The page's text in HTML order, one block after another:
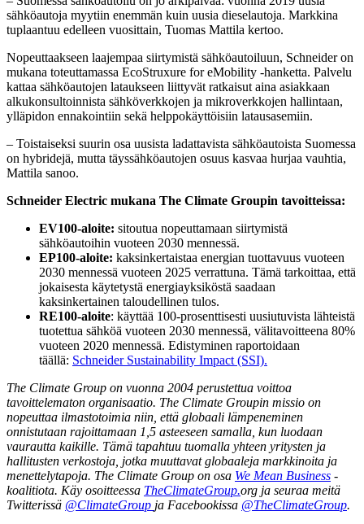
sähköautoja myytiin enemmän kuin uusia dieselautoja. Markkina
tuplaantuu edelleen vuosittain, Tuomas Mattila kertoo.
Nopeuttaakseen laajempaa siirtymistä sähköautoiluun, Schneider on
mukana toteuttamassa EcoStruxure for eMobility -hanketta. Palvelu
kattaa sähköautojen lataukseen liittyvät ratkaisut aina asiakkaan
alkukonsultoinnista sähköverkkojen ja mikroverkkojen hallintaan,
ylläpidon ennakointiin sekä helppokäyttöisiin latausasemiin.
– Toistaiseksi suurin osa uusista ladattavista sähköautoista Suomessa
on hybridejä, mutta täyssähköautojen osuus kasvaa hurjaa vauhtia,
Mattila sanoo.
Schneider Electric mukana The Climate Groupin tavoitteissa:
EV100-aloite: sitoutua nopeuttamaan siirtymistä
sähköautoihin vuoteen 2030 mennessä.
EP100-aloite: kaksinkertaistaa energian tuottavuus vuoteen
2030 mennessä vuoteen 2025 verrattuna. Tämä tarkoittaa, että
jokaisesta käytetystä energiayksiköstä saadaan
kaksinkertainen taloudellinen tulos.
RE100-aloite: käyttää 100-prosenttisesti uusiutuvista lähteistä
tuotettua sähköä vuoteen 2030 mennessä, välitavoitteena 80%
vuoteen 2020 mennessä. Edistyminen raportoidaan
täällä: Schneider Sustainability Impact (SSI).
The Climate Group on vuonna 2004 perustettua voittoa
tavoittelematon organisaatio. The Climate Groupin missio on
nopeuttaa ilmastotoimia niin, että globaali lämpeneminen
onnistutaan rajoittamaan 1,5 asteeseen samalla, kun luodaan
vaurautta kaikille. Tämä tapahtuu tuomalla yhteen yritysten ja
hallitusten verkostoja, jotka muuttavat globaaleja markkinoita ja
menettelytapoja. The Climate Group on osa We Mean Business -
koalitiota. Käy osoitteessa TheClimateGroup.org ja seuraa meitä
Twitterissä @ClimateGroup ja Facebookissa @TheClimateGroup.